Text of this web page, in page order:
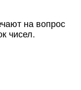
на вопрос
чисел.